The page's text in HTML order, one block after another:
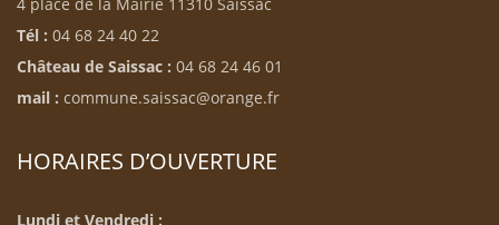
Tél : 04 68 24 40 22
Château de Saissac : 04 68 24 46 01
mail : commune.saissac@orange.fr
HORAIRES D’OUVERTURE
Lundi et Vendredi :